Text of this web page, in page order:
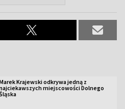
Krajewski odkrywa jedną z
miejscowości Dolnego